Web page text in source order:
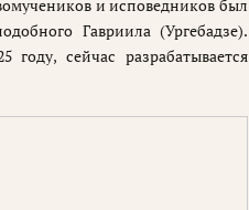
и исповедников был
Гавриила (Ургебадзе).
сейчас разрабатывается